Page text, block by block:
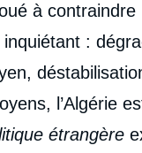
à
:
l’Algérie
étrangère